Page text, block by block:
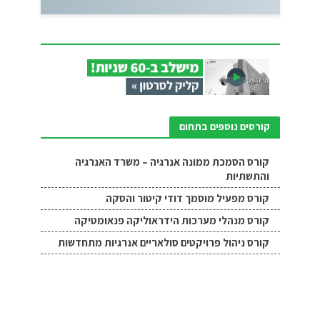
קורסים נוספים בתחום
קורס הסמכת ממונה אנרגיה – משרד האנרגיה
והתשתיות
קורס מפעיל מוסמך דודי קיטור והסקה
קורס מנהלי מערכות הידראוליקה פנאומטיקה
קורס ניהול פרויקטים סולאריים אנרגיות מתחדשות